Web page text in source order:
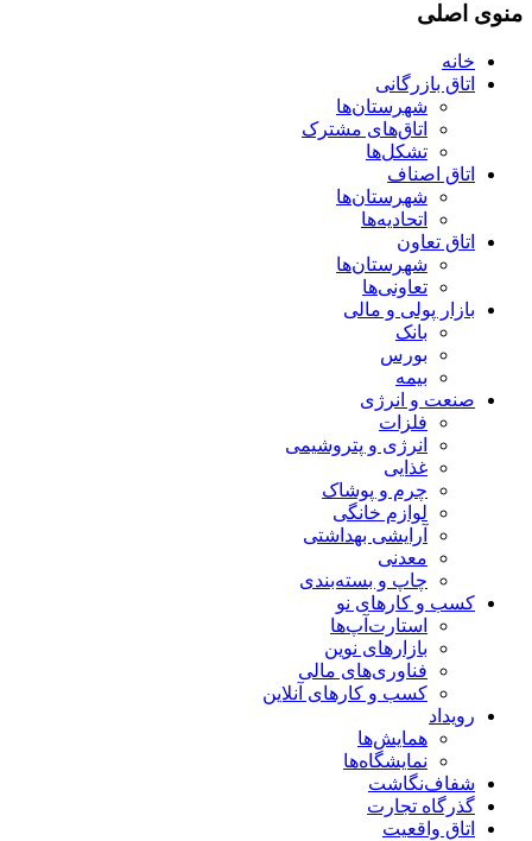
منوی اصلی
خانه
اتاق بازرگانی
شهرستان‌ها
اتاق‌های مشترک
تشکل‌ها
اتاق اصناف
شهرستان‌ها
اتحادیه‌ها
اتاق تعاون
شهرستان‌ها
تعاونی‌ها
بازار پولی و مالی
بانک
بورس
بیمه
صنعت و انرژی
فلزات
انرژی و پتروشیمی
غذایی
چرم و پوشاک
لوازم خانگی
آرایشی بهداشتی
معدنی
چاپ و بسته‌بندی
کسب و کارهای نو
استارت‌آپ‌ها
بازارهای نوین
فناوری‌های مالی
کسب و کارهای آنلاین
رویداد
همایش‌ها
نمایشگاه‌ها
شفاف‌نگاشت
گذرگاه تجارت
اتاق واقعیت